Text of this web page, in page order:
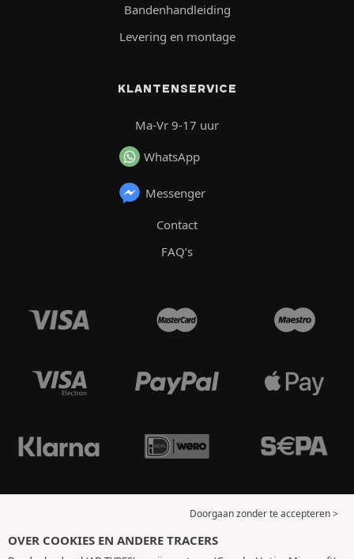
Bandenhandleiding
Levering en montage
KLANTENSERVICE
Ma-Vr 9-17 uur
WhatsApp
Messenger
Contact
FAQ’s
Doorgaan zonder te accepteren >
OVER COOKIES EN ANDERE TRACERS